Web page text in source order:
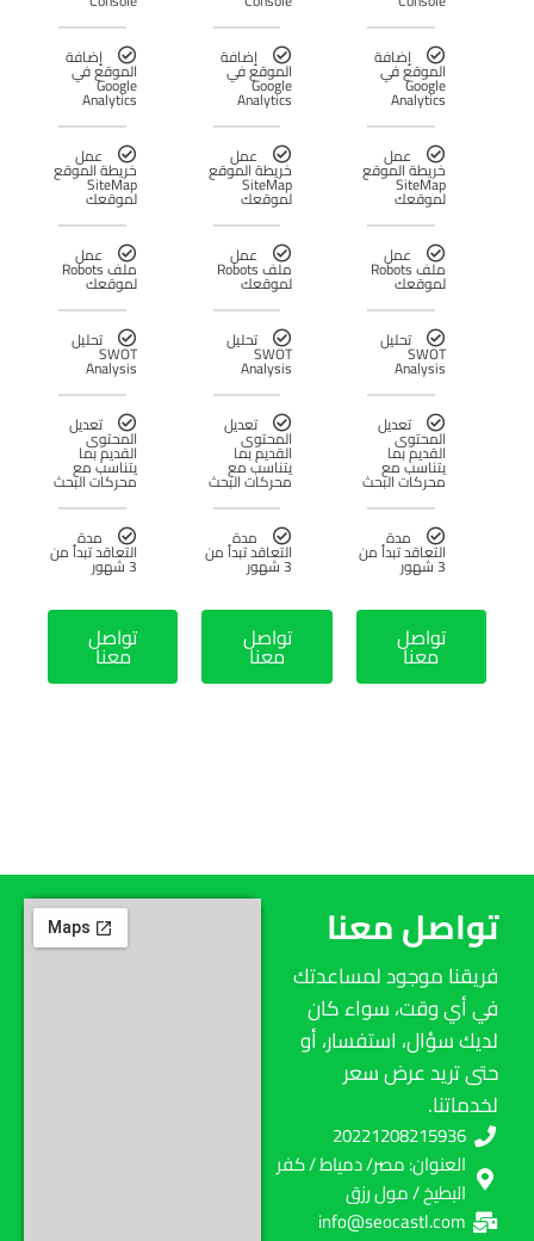
إضافة
الموقع في
Google
Analytics
عمل
خريطة الموقع
SiteMap
لموقعك
عمل
ملف Robots
لموقعك
تحليل
SWOT
Analysis
تعديل
المحتوى
القديم بما
يتناسب مع
محركات البحث
مدة
التعاقد تبدأ من
3 شهور
تواصل
معنا
إضافة
الموقع في
Google
Analytics
عمل
خريطة الموقع
SiteMap
لموقعك
عمل
ملف Robots
لموقعك
تحليل
SWOT
Analysis
تعديل
المحتوى
القديم بما
يتناسب مع
محركات البحث
مدة
التعاقد تبدأ من
3 شهور
تواصل
معنا
إضافة
الموقع في
Google
Analytics
عمل
خريطة الموقع
SiteMap
لموقعك
عمل
ملف Robots
لموقعك
تحليل
SWOT
Analysis
تعديل
المحتوى
القديم بما
يتناسب مع
محركات البحث
مدة
التعاقد تبدأ من
3 شهور
تواصل
معنا
تواصل معنا
فريقنا موجود لمساعدتك
في أي وقت، سواء كان
لديك سؤال، استفسار، أو
حتى تريد عرض سعر
لخدماتنا.
20221208215936
العنوان: مصر/ دمياط / كفر
البطيخ / مول رزق
info@seocastl.com